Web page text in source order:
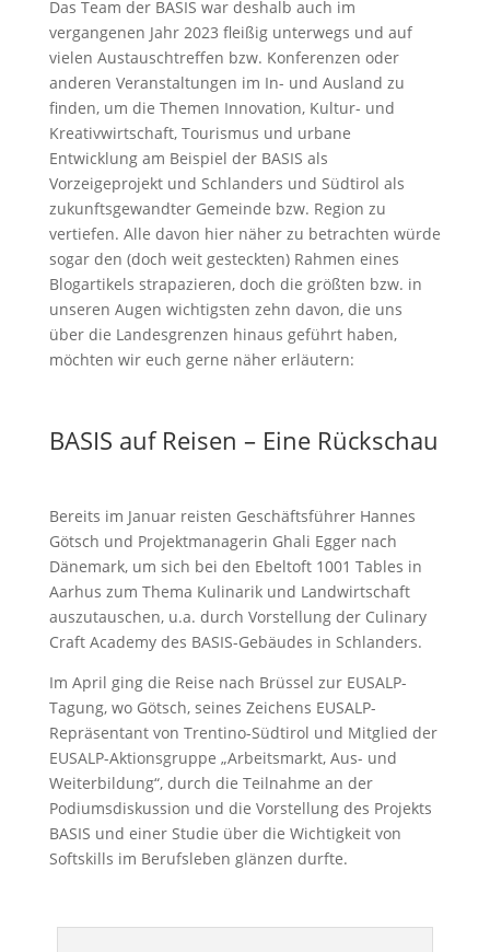
Das Team der BASIS war deshalb auch im
vergangenen Jahr 2023 fleißig unterwegs und auf
vielen Austauschtreffen bzw. Konferenzen oder
anderen Veranstaltungen im In- und Ausland zu
finden, um die Themen Innovation, Kultur- und
Kreativwirtschaft, Tourismus und urbane
Entwicklung am Beispiel der BASIS als
Vorzeigeprojekt und Schlanders und Südtirol als
zukunftsgewandter Gemeinde bzw. Region zu
vertiefen. Alle davon hier näher zu betrachten würde
sogar den (doch weit gesteckten) Rahmen eines
Blogartikels strapazieren, doch die größten bzw. in
unseren Augen wichtigsten zehn davon, die uns
über die Landesgrenzen hinaus geführt haben,
möchten wir euch gerne näher erläutern:
BASIS auf Reisen – Eine Rückschau
Bereits im Januar reisten Geschäftsführer Hannes
Götsch und Projektmanagerin Ghali Egger nach
Dänemark, um sich bei den Ebeltoft 1001 Tables in
Aarhus zum Thema Kulinarik und Landwirtschaft
auszutauschen, u.a. durch Vorstellung der Culinary
Craft Academy des BASIS-Gebäudes in Schlanders.
Im April ging die Reise nach Brüssel zur EUSALP-
Tagung, wo Götsch, seines Zeichens EUSALP-
Repräsentant von Trentino-Südtirol und Mitglied der
EUSALP-Aktionsgruppe „Arbeitsmarkt, Aus- und
Weiterbildung“, durch die Teilnahme an der
Podiumsdiskussion und die Vorstellung des Projekts
BASIS und einer Studie über die Wichtigkeit von
Softskills im Berufsleben glänzen durfte.